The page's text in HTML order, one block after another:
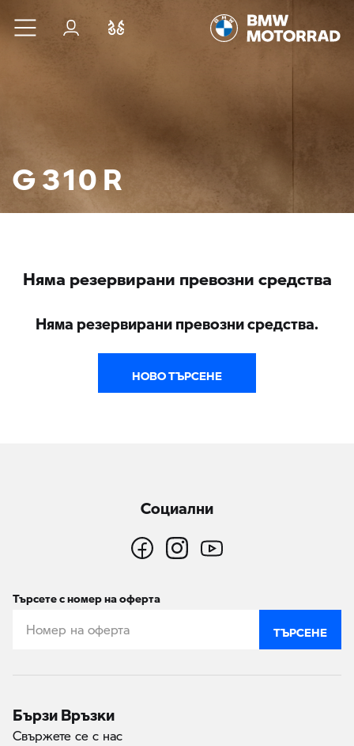
Към основното съдържание
Вход
G 310 R
Няма резервирани превозни средства
Няма резервирани превозни средства.
НОВО ТЪРСЕНЕ
Социални
Търсете с номер на оферта
ТЪРСЕНЕ
Бързи Връзки
Свържете се с нас